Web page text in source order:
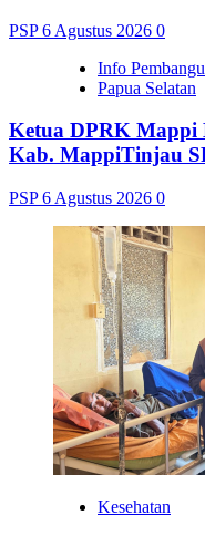
PSP6 Agustus 2026 0
Info
Papua Selatan
Ketua DPRK Mappi
Kab. MappiTinjau
PSP6 Agustus 2026 0
Kesehatan